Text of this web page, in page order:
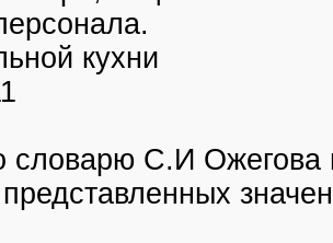
кухни
словарю С.И Ожегова